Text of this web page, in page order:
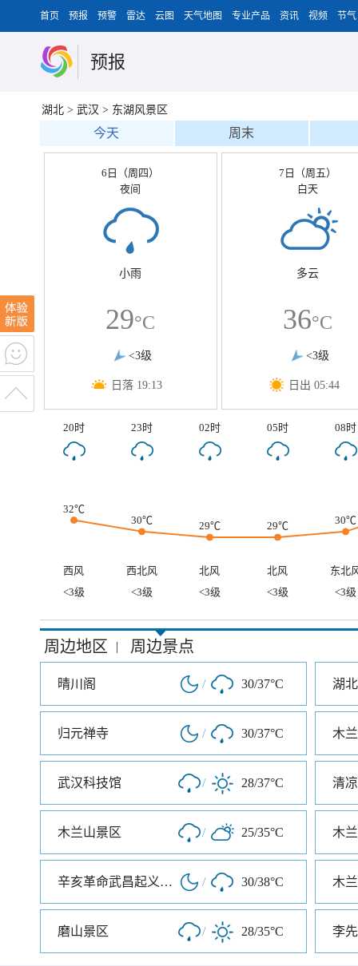
首页 预报 预警 雷达 云图 天气地图 专业产品 资讯 视频 节气
预报
湖北 > 武汉 > 东湖风景区
今天 周末
6日（周四）
夜间
小雨
29°C
<3级
日落 19:13
7日（周五）
白天
多云
36°C
<3级
日出 05:44
20时 23时 02时 05时 08时
32℃
30℃
29℃ 29℃ 30℃
西风 西北风 北风 北风
东北
<3级
<3级 <3级 <3级 <3级
周边地区 | 周边景点
晴川阁 / 30/37°C 湖
归元禅寺 / 30/37°C 木
武汉科技馆 / 28/37°C 清
木兰山景区 / 25/35°C 木
辛亥革命武昌起义纪念馆 / 30/38°C 木
磨山景区 / 28/35°C 李